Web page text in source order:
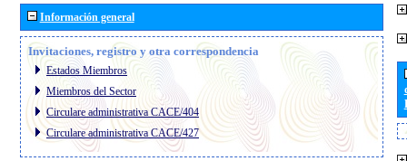
Información general
Invitaciones, registro y otra correspondencia
Estados Miembros
Miembros del Sector
Circulare administrativa CACE/404
Circulare administrativa CACE/427